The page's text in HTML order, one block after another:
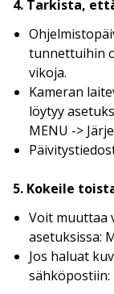
4. Tarkista,
tunnettuihin
vikoja.
Kameran
löytyy
MENU ->
5. Kokeile
Voit muuttaa
asetuksissa:
Jos haluat
sähköpostiin: